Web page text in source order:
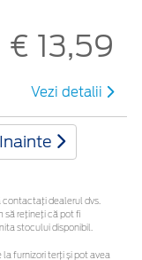
€ 13,59
Vezi detalii
Inainte
contactaţi dealerul dvs.
să rețineți că pot fi
stocului disponibil.
furnizori terți și pot avea